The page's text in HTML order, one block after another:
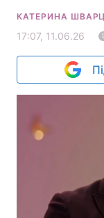
КАТЕРИНА ШВАРЦ
17:07, 11.06.26